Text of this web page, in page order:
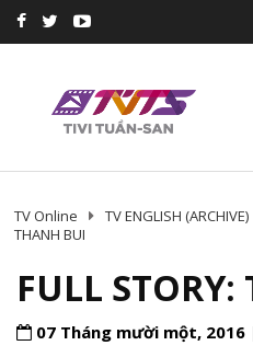
TV Online TV ENGLISH (ARCHIVE)
THANH BUI
FULL
07 Tháng mười một, 2016